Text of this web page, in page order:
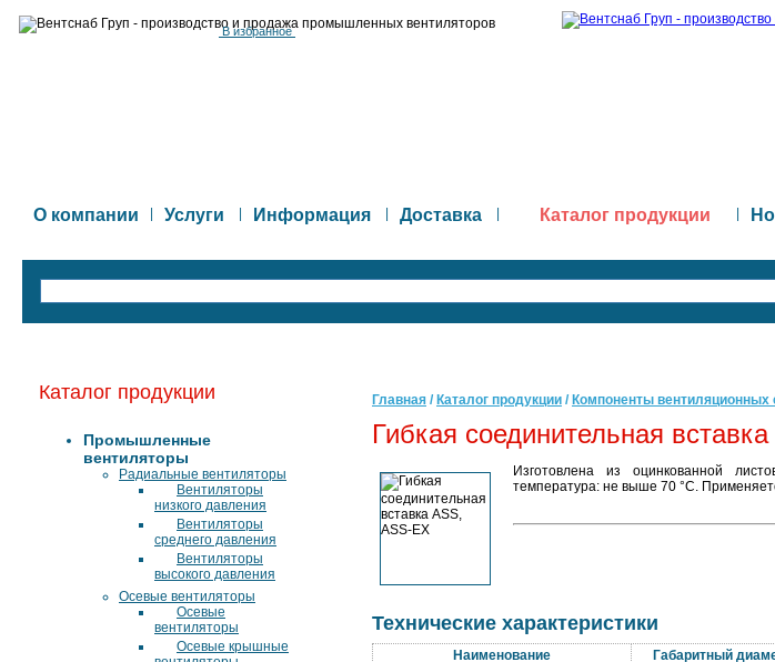
В избранное
О компании Услуги Информация Доставка Каталог продукции
Каталог продукции
Промышленные
вентиляторы
Радиальные вентиляторы
Вентиляторы
низкого давления
Вентиляторы
среднего давления
Вентиляторы
высокого давления
Осевые вентиляторы
Осевые
вентиляторы
Осевые крышные
Главная /Каталог продукции /Компоненты вентиляционных
Гибкая соединительная
Изготовлена из оцинкованной
температура: не выше 70 °С.
Технические характеристики
Наименование
Габаритный